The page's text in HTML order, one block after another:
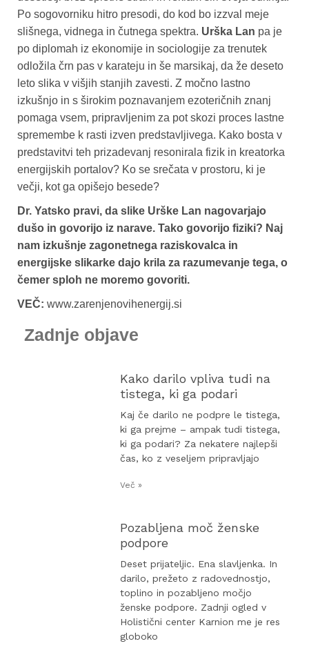
Po sogovorniku hitro presodi, do kod bo izzval meje
slišnega, vidnega in čutnega spektra. Urška Lan pa je
po diplomah iz ekonomije in sociologije za trenutek
odložila črn pas v karateju in še marsikaj, da že deseto
leto slika v višjih stanjih zavesti. Z močno lastno
izkušnjo in s širokim poznavanjem ezoteričnih znanj
pomaga vsem, pripravljenim za pot skozi proces lastne
spremembe k rasti izven predstavljivega. Kako bosta v
predstavitvi teh prizadevanj resonirala fizik in kreatorka
energijskih portalov? Ko se srečata v prostoru, ki je
večji, kot ga opišejo besede?
Dr. Yatsko pravi, da slike Urške Lan nagovarjajo
dušo in govorijo iz narave. Tako govorijo fiziki? Naj
nam izkušnje zagonetnega raziskovalca in
energijske slikarke dajo krila za razumevanje tega, o
čemer sploh ne moremo govoriti.
VEČ: www.zarenjenovihenergij.si
Zadnje objave
Kako darilo vpliva tudi na
tistega, ki ga podari
Kaj če darilo ne podpre le tistega,
ki ga prejme – ampak tudi tistega,
ki ga podari? Za nekatere najlepši
čas, ko z veseljem pripravljajo
Več »
Pozabljena moč ženske
podpore
Deset prijateljic. Ena slavljenka. In
darilo, prežeto z radovednostjo,
toplino in pozabljeno močjo
ženske podpore. Zadnji ogled v
Holistični center Karnion me je res
globoko